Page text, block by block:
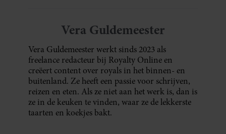
Vera Guldemeester
Vera Guldemeester werkt sinds 2023 als
freelance redacteur bij Royalty Online en
creëert content over royals in het binnen- en
buitenland. Ze heeft een passie voor schrijven,
reizen en eten. Als ze niet aan het werk is, dan is
ze in de keuken te vinden, waar ze de lekkerste
taarten en koekjes bakt.